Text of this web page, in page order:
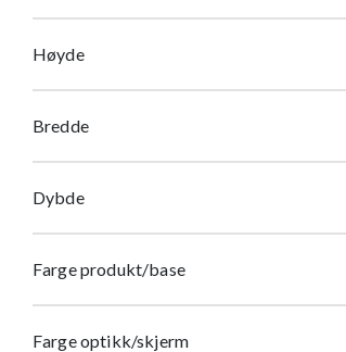
Høyde
Bredde
Dybde
Farge produkt/base
Farge optikk/skjerm